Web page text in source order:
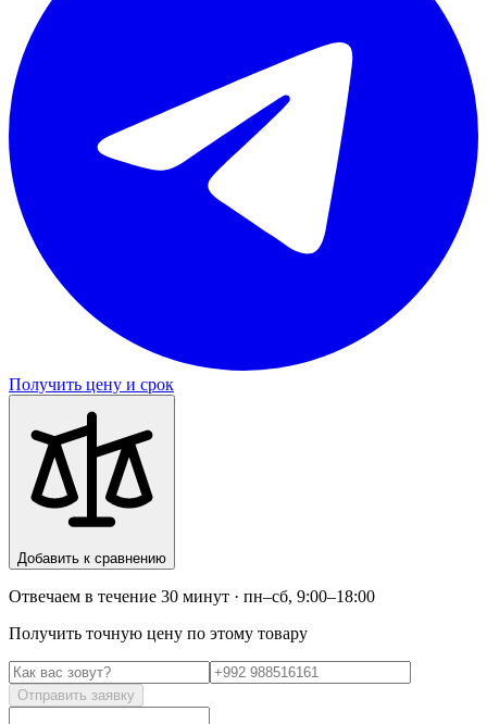
Получить цену и срок
Добавить к сравнению
Отвечаем в течение 30 минут · пн–сб, 9:00–18:00
Получить точную цену по этому товару
Отправить заявку